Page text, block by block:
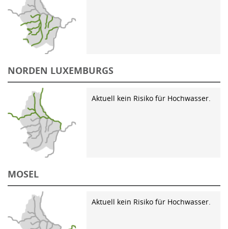
NORDEN LUXEMBURGS
Aktuell kein Risiko für Hochwasser.
MOSEL
Aktuell kein Risiko für Hochwasser.